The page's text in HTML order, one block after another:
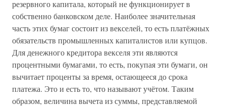
резервного капитала, который не функционирует в
собственно банковском деле. Наиболее значительная
часть этих бумаг состоит из векселей, то есть платёжных
обязательств промышленных капиталистов или купцов.
Для денежного кредитора векселя эти являются
процентными бумагами, то есть, покупая эти бумаги, он
вычитает проценты за время, остающееся до срока
платежа. Это и есть то, что называют учётом. Таким
образом, величина вычета из суммы, представляемой